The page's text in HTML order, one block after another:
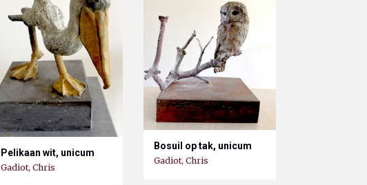
Pelikaan wit, unicum
Gadiot, Chris
Bosuil op tak, unicum
Gadiot, Chris